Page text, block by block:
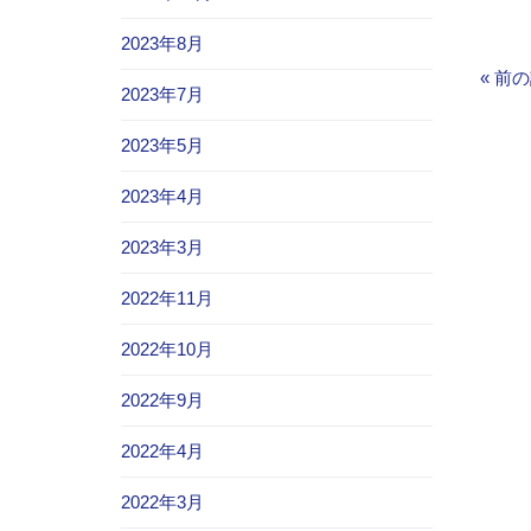
«前の
2023年8月
2023年7月
2023年5月
2023年4月
2023年3月
2022年11月
2022年10月
2022年9月
2022年4月
2022年3月